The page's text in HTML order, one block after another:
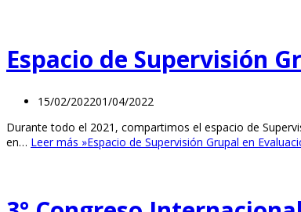
Espacio de Supervisión
15/02/202201/04/2022
Durante todo el 2021, compartimos el espacio de
en… Leer más »Espacio de Supervisión Grupal en